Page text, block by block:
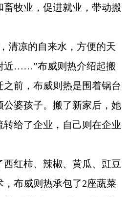
畜牧业，促进就业，带动搬
清凉的自来水，方便的天
近……”布威则热介绍起搬
前，布威则热是围着锅台
公婆孩子。搬了新家后，她
给了企业，自己则在企业
西红柿、辣椒、黄瓜、豇豆
布威则热承包了2座蔬菜